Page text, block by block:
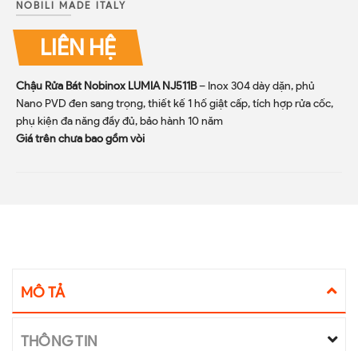
NOBILI MADE ITALY
LIÊN HỆ
Chậu Rửa Bát Nobinox LUMIA NJ511B– Inox 304 dày dặn, phủ
Nano PVD đen sang trọng, thiết kế 1 hố giật cấp, tích hợp rửa cốc,
phụ kiện đa năng đầy đủ, bảo hành 10 năm
Giá trên chưa bao gồm vòi
MÔ TẢ
THÔNG TIN